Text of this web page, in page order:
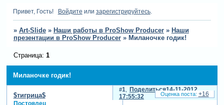
Привет, Гость! Войдите или зарегистрируйтесь.
» Art-Slide » Наши работы в ProShow Producer » Наши
презентации в ProShow Producer » Миланочке годик!
Миланочке годик!
Страница: 1
Поделиться
1
14-11-2012
17:55:32
$тигрица$
Постоялец
+16